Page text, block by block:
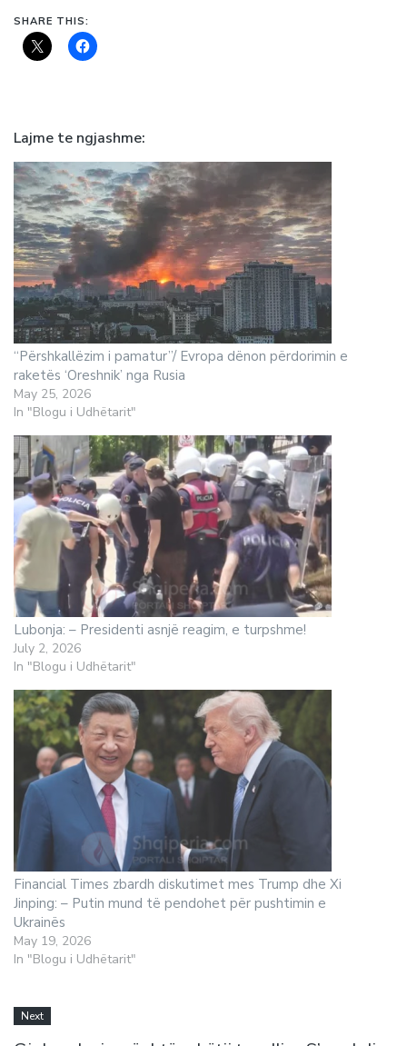
SHARE THIS:
Lajme te ngjashme
“Përshkallëzim i pamatur”/ Evropa dënon përdorimin e
raketës ‘Oreshnik’ nga Rusia
May 25, 2026
In "Blogu i Udhëtarit"
Lubonja: – Presidenti asnjë reagim, e turpshme!
July 2, 2026
In "Blogu i Udhëtarit"
Financial Times zbardh diskutimet mes Trump dhe Xi
Jinping: – Putin mund të pendohet për pushtimin e
Ukrainës
May 19, 2026
In "Blogu i Udhëtarit"
Next